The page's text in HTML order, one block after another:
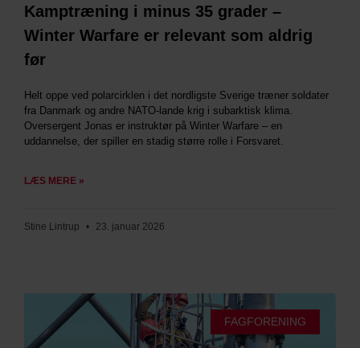
Kamptræning i minus 35 grader –
Winter Warfare er relevant som aldrig
før
Helt oppe ved polarcirklen i det nordligste Sverige træner soldater
fra Danmark og andre NATO-lande krig i subarktisk klima.
Oversergent Jonas er instruktør på Winter Warfare – en
uddannelse, der spiller en stadig større rolle i Forsvaret.
LÆS MERE »
Stine Lintrup 23. januar 2026
FAGFORENING